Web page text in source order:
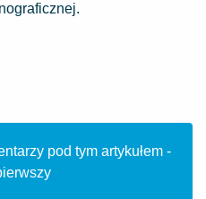
pod tym artykułem -